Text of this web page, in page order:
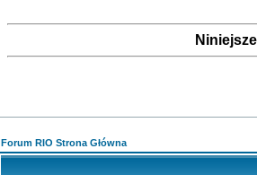
Forum RIO Strona Główna